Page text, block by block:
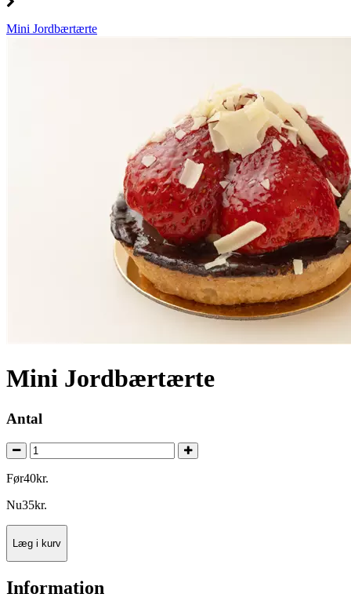
Mini Jordbærtærte
Mini Jordbærtærte
Antal
Før40kr.
Nu35kr.
Læg i kurv
Information